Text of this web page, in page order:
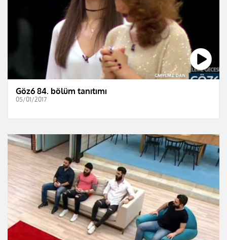
Göz6 84. bölüm tanıtımı
05/01/2017